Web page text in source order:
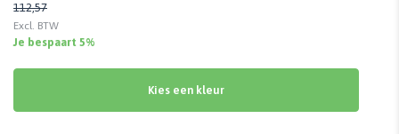
112,57
Excl. BTW
Je bespaart 5%
Kies een kleur